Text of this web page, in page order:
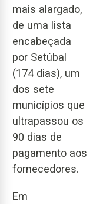
mais alargado,
de uma lista
encabeçada
por Setúbal
(174 dias), um
dos sete
municípios que
ultrapassou os
90 dias de
pagamento aos
fornecedores.
Em